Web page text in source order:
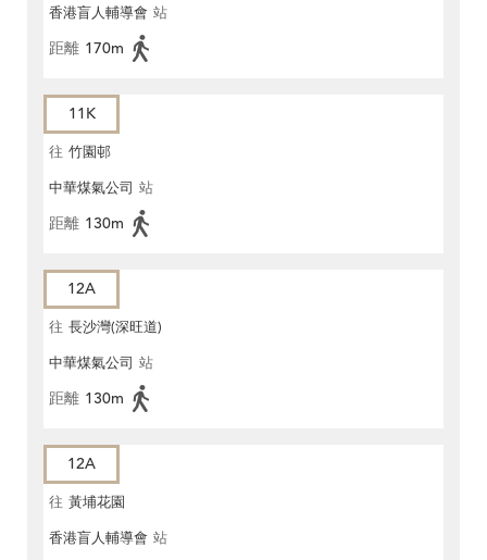
香港盲人輔導會 站
距離 170m
11K
往 竹園邨
中華煤氣公司 站
距離 130m
12A
往 長沙灣(深旺道)
中華煤氣公司 站
距離 130m
12A
往 黃埔花園
香港盲人輔導會 站